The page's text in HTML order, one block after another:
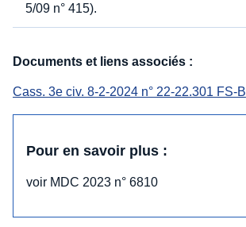
5/09 n° 415).
Documents et liens associés :
Cass. 3e civ. 8-2-2024 n° 22-22.301 FS-B
Pour en savoir plus :
voir MDC 2023 n° 6810